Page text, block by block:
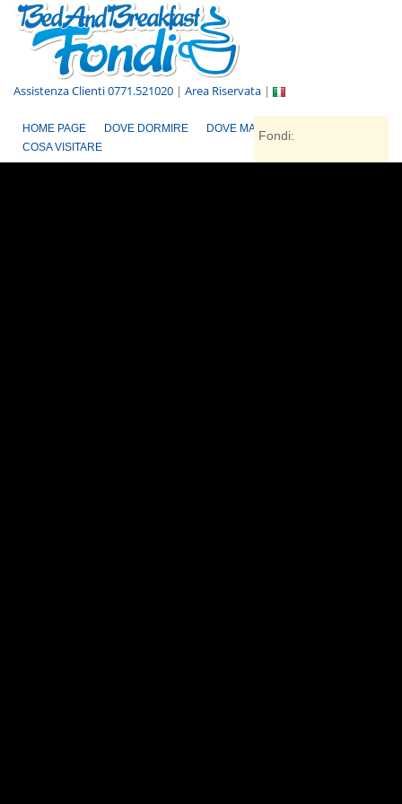
Assistenza Clienti 0771.521020 | Area Riservata |
HOME PAGE DOVE DORMIRE
DOVE MANGIARE
COSA VISITARE
Fondi: